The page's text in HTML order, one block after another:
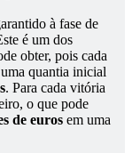
à fase de
é um dos
obter, pois cada
quantia inicial
. Para cada vitória
o que pode
de euros em uma